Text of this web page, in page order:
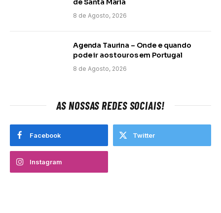
de Santa Maria
8 de Agosto, 2026
Agenda Taurina – Onde e quando
pode ir aos touros em Portugal
8 de Agosto, 2026
AS NOSSAS REDES SOCIAIS!
Facebook Twitter
Instagram